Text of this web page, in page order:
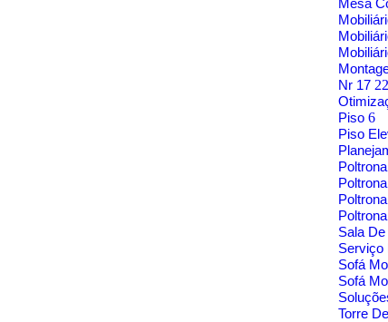
Mesa
Nr 17 22
Piso 6
Piso
Sala
Serviço
Sofá
Sofá
Torre